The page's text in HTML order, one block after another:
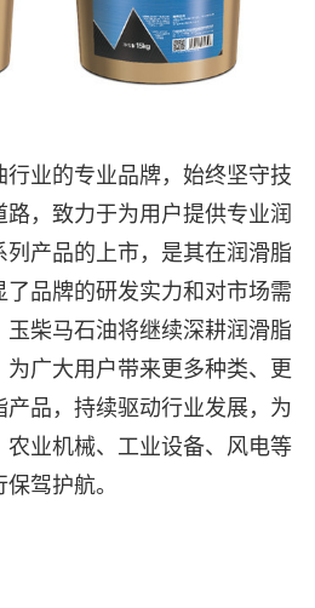
业的专业品牌，始终坚守技
，致力于为用户提供专业润
产品的上市，是其在润滑脂
品牌的研发实力和对市场需
柴马石油将继续深耕润滑脂
广大用户带来更多种类、更
品，持续驱动行业发展，为
业机械、工业设备、风电等
驾护航。